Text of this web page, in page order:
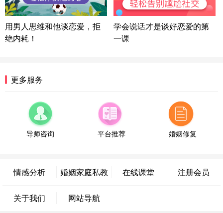
陕西-西安 139****6283
3分钟前
情感方案
浙江-宁波 150****8921
福建-厦门 159****4462
53分钟前
微信用户 凌乱小羊 通过此页面咨询，已获得专属情
辽宁-大连 176****2843
39分钟前
属情感方案
用男人思维和他谈恋爱，拒
绝内耗！
学会说话才是谈好恋爱的第
一课
更多服务
导师咨询 平台推荐 婚姻修复
情感分析 婚姻家庭私教 在线课堂 注册会员
关于我们 网站导航